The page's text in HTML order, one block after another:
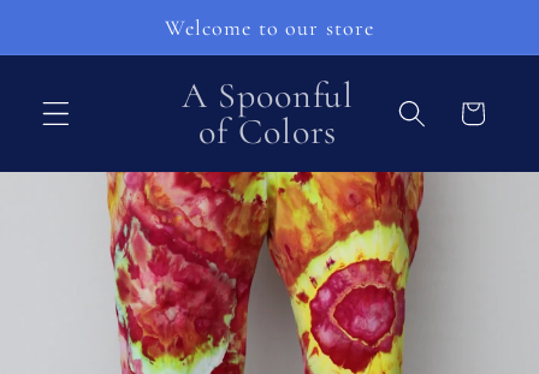
контенту
Welcome to our store
A Spoonful
of Colors
Корзина